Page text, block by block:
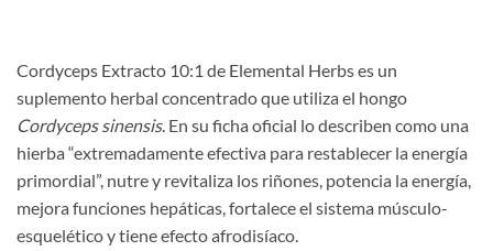
Cordyceps Extracto 10:1 de Elemental Herbs es un
suplemento herbal concentrado que utiliza el hongo
Cordyceps sinensis. En su ficha oficial lo describen como una
hierba “extremadamente efectiva para restablecer la energía
primordial”, nutre y revitaliza los riñones, potencia la energía,
mejora funciones hepáticas, fortalece el sistema músculo-
esquelético y tiene efecto afrodisíaco.